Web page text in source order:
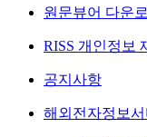
원문뷰어 다운
RISS 개인정보
공지사항
해외전자정보